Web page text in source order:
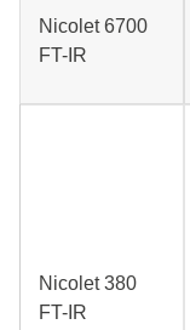
Nicolet 6700
FT-IR
Nicolet 380
FT-IR